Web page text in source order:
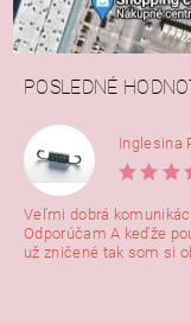
POSLEDNÉ
Inglesina
Veľmi dobrá
Odporúčam A keďže
už zničené tak som si